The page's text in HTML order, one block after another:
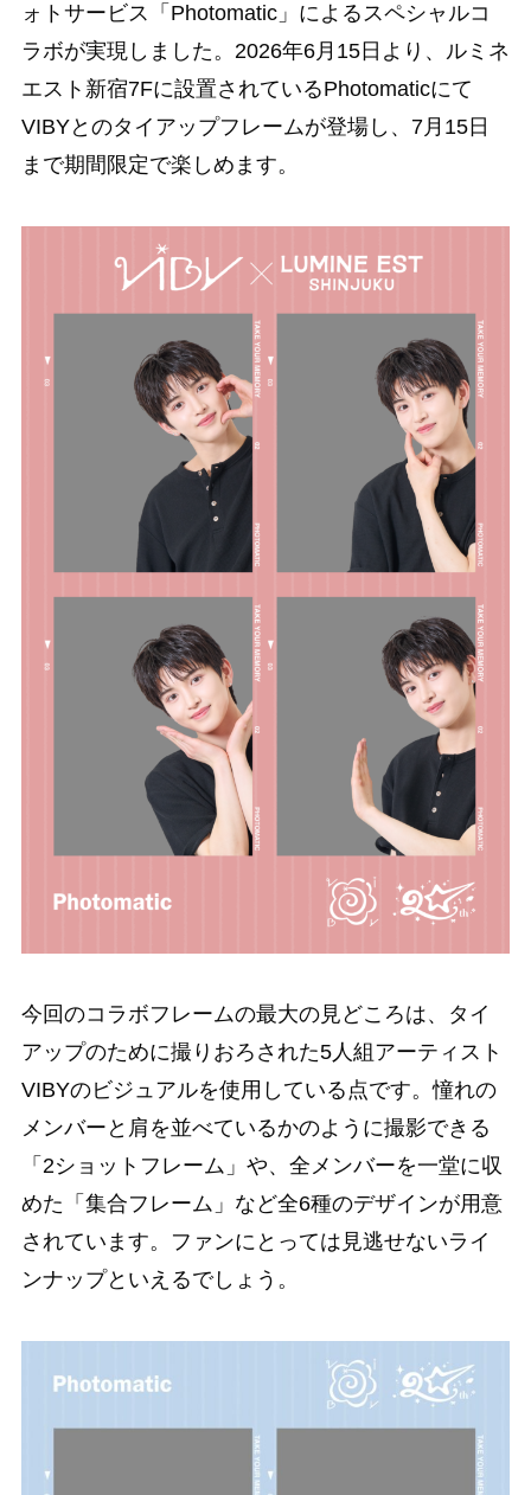
ォトサービス「Photomatic」によるスペシャルコ
ラボが実現しました。2026年6月15日より、ルミネ
エスト新宿7Fに設置されているPhotomaticにて
VIBYとのタイアップフレームが登場し、7月15日
まで期間限定で楽しめます。
今回のコラボフレームの最大の見どころは、タイ
アップのために撮りおろされた5人組アーティスト
VIBYのビジュアルを使用している点です。憧れの
メンバーと肩を並べているかのように撮影できる
「2ショットフレーム」や、全メンバーを一堂に収
めた「集合フレーム」など全6種のデザインが用意
されています。ファンにとっては見逃せないライ
ンナップといえるでしょう。